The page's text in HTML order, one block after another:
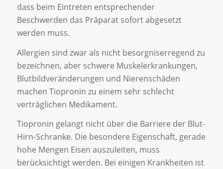
dass beim Eintreten entsprechender
Beschwerden das Präparat sofort abgesetzt
werden muss.
Allergien sind zwar als nicht besorgniserregend zu
bezeichnen, aber schwere Muskelerkrankungen,
Blutbildveränderungen und Nierenschäden
machen Tiopronin zu einem sehr schlecht
verträglichen Medikament.
Tiopronin gelangt nicht über die Barriere der Blut-
Hirn-Schranke. Die besondere Eigenschaft, gerade
hohe Mengen Eisen auszuleiten, muss
berücksichtigt werden. Bei einigen Krankheiten ist